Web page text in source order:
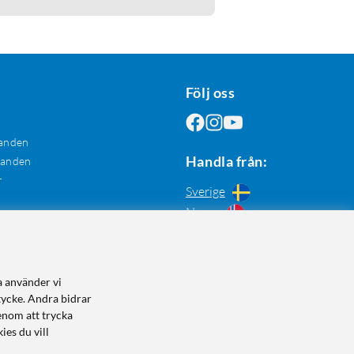
Följ oss
Handla från:
Sverige
Norge
använder vi
Andra bidrar
att trycka
du vill